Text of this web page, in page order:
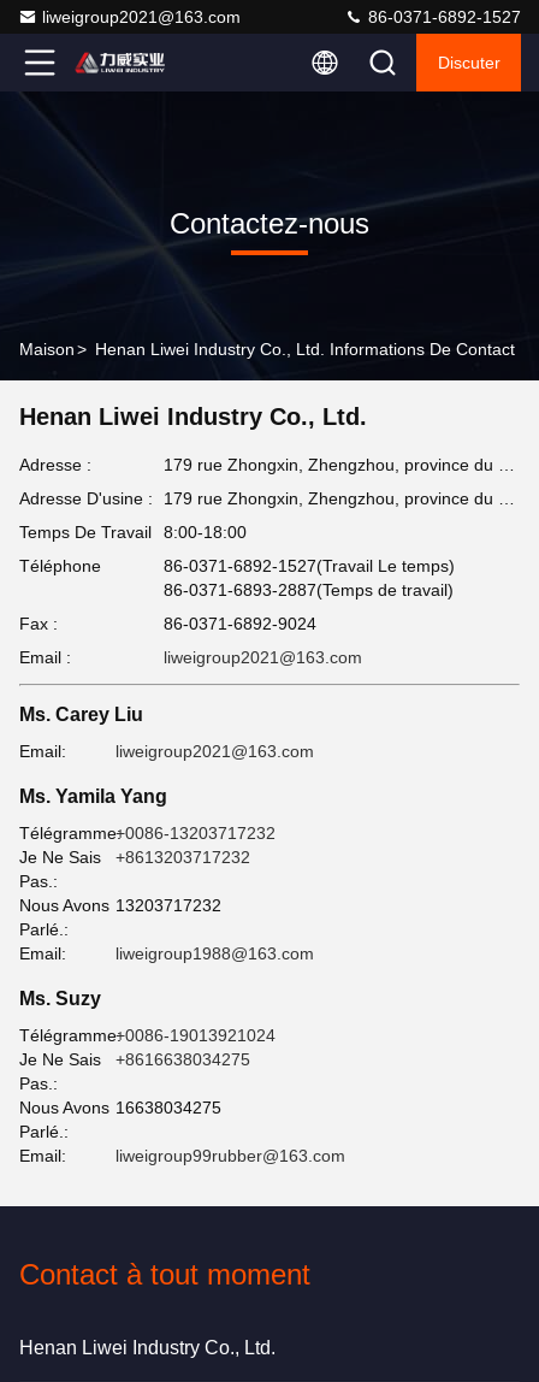
liweigroup2021@163.com 86-0371-6892-1527
Discuter
Contactez-nous
Maison> Henan Liwei Industry Co., Ltd. Informations De Contact
Henan Liwei Industry Co., Ltd.
Adresse :
Adresse D'usine :
Temps De Travail
8:00-18:00
Téléphone
86-0371-6892-1527(Travail Le temps)
86-0371-6893-2887(Temps de travail)
Fax :
86-0371-6892-9024
Email :
liweigroup2021@163.com
Ms. Carey Liu
Email: liweigroup2021@163.com
Ms. Yamila Yang
Télégramme:+0086-13203717232
Je Ne Sais
Pas.:
+8613203717232
Nous Avons
Parlé.:
13203717232
Email: liweigroup1988@163.com
Ms. Suzy
Télégramme:+0086-19013921024
Je Ne Sais
Pas.:
+8616638034275
Nous Avons
Parlé.:
16638034275
Email: liweigroup99rubber@163.com
Contact à tout moment
Henan Liwei Industry Co., Ltd.